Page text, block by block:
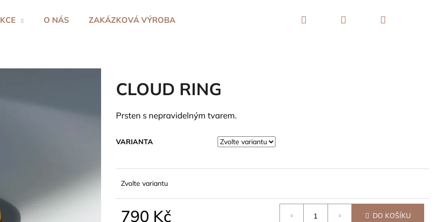
O NÁS ZAKÁZKOVÁ VÝROBA Přihlášení
CLOUD RING
Prsten s nepravidelným tvarem.
VARIANTA
Zvolte variantu
790 Kč DO KOŠÍKU
HLEDAT